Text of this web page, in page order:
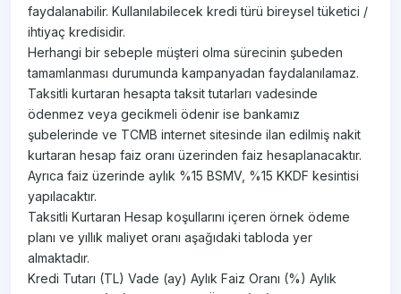
faydalanabilir. Kullanılabilecek kredi türü bireysel tüketici /
ihtiyaç kredisidir.
Herhangi bir sebeple müşteri olma sürecinin şubeden
tamamlanması durumunda kampanyadan faydalanılamaz.
Taksitli kurtaran hesapta taksit tutarları vadesinde
ödenmez veya gecikmeli ödenir ise bankamız
şubelerinde ve TCMB internet sitesinde ilan edilmiş nakit
kurtaran hesap faiz oranı üzerinden faiz hesaplanacaktır.
Ayrıca faiz üzerinde aylık %15 BSMV, %15 KKDF kesintisi
yapılacaktır.
Taksitli Kurtaran Hesap koşullarını içeren örnek ödeme
planı ve yıllık maliyet oranı aşağıdaki tabloda yer
almaktadır.
Kredi Tutarı (TL) Vade (ay) Aylık Faiz Oranı (%) Aylık